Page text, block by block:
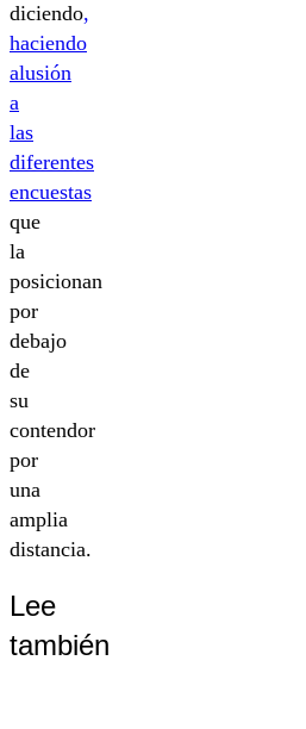
diciendo,
haciendo
alusión
a
las
diferentes
encuestas
que
la
posicionan
por
debajo
de
su
contendor
por
una
amplia
distancia.
Lee
también